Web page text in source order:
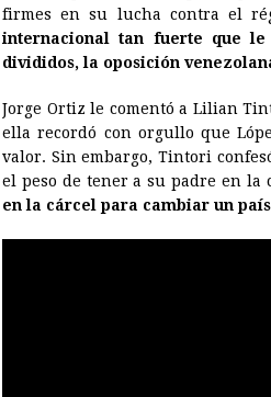
firmes en su lucha contra el
internacional tan fuerte que
divididos, la oposición
Jorge Ortiz le comentó a Lilian
ella recordó con orgullo que
valor. Sin embargo, Tintori
el peso de tener a su padre en la
en la cárcel para cambiar un